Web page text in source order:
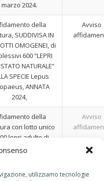
utilizziamo tecnologie
marzo 2024.
della
SUDDIVISA IN
OMOGENEI, di
600 “LEPRI
NATURALE”
SPECIE Lepus
ANNATA
2024,
Avviso
della
con lotto unico
lepri adulte di
della specie
Avviso